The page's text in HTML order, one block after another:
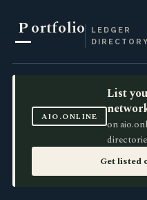
Portfolio
LEDGER
DIRECTORY
AIO.ONLINE
List
on
Get listed